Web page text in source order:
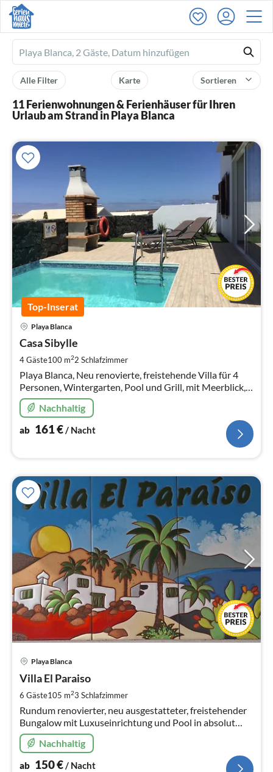
Ferienhausmiete
logo
Sortieren
Karte
Alle Filter
11 Ferienwohnungen & Ferienhäuser für Ihren
Urlaub am Strand in Playa Blanca
Top-Inserat
Playa Blanca
Casa Sibylle
4 Gäste100 m22 Schlafzimmer
Playa Blanca, Neu renovierte, freistehende Villa für 4
Personen, Wintergarten, Pool und Grill, mit Meerblick,
Nahe Playa Dorada
Nachhaltig
ab 161€/ Nacht
Playa Blanca
Villa El Paraiso
6 Gäste105 m23 Schlafzimmer
Rundum renovierter, neu ausgestatteter, freistehender
Bungalow mit Luxuseinrichtung und Pool in absolut
ruhiger Lage - uneinsehbar - in der Nähe des
Yachthafens
Nachhaltig
ab 150€/ Nacht